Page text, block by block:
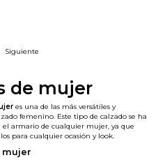
Siguiente
de mujer
es una de las más versátiles y
femenino. Este tipo de calzado se ha
armario de cualquier mujer, ya que
para cualquier ocasión y look.
mujer